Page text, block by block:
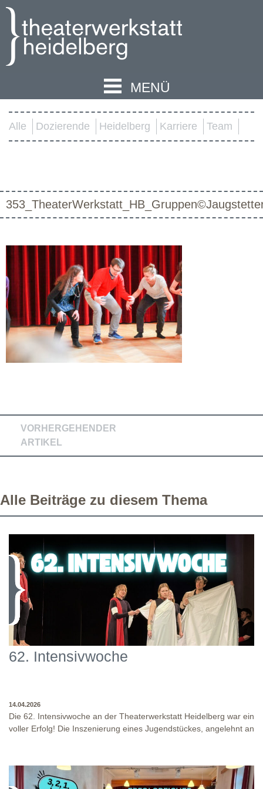
MENÜ
Alle Dozierende Heidelberg Karriere Team
VORHERGEHENDER
ARTIKEL
Alle Beiträge zu diesem Thema
62. Intensivwoche
14.04.2026
Die 62. Intensivwoche an der Theaterwerkstatt Heidelberg war ein
voller Erfolg! Die Inszenierung eines Jugendstückes, angelehnt an
Auseinandersetzung mit den Inhalten und Themen dieser Stücke
statt, sowie eine enge Zusammenarbeit in den